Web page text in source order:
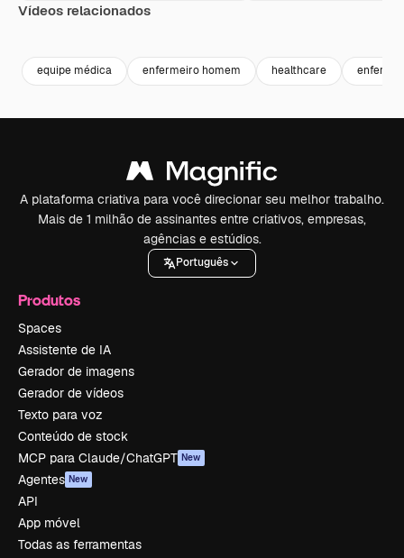
Vídeos relacionados
equipe médica enfermeiro homem healthcare
A plataforma criativa para você direcionar seu melhor trabalho.
Mais de 1 milhão de assinantes entre criativos, empresas,
agências e estúdios.
Português
Produtos
Spaces
Assistente de IA
Gerador de imagens
Gerador de vídeos
Texto para voz
Conteúdo de stock
MCP para Claude/ChatGPT New
Agentes New
API
App móvel
Todas as ferramentas